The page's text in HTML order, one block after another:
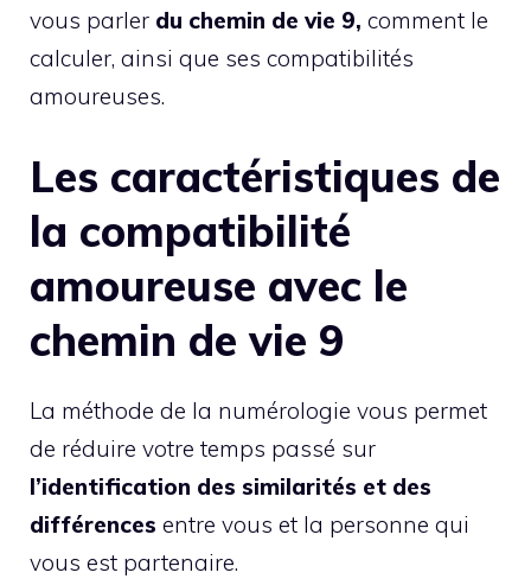
vous parler du chemin de vie 9, comment le
calculer, ainsi que ses compatibilités
amoureuses.
Les caractéristiques de
la compatibilité
amoureuse avec le
chemin de vie 9
La méthode de la numérologie vous permet
de réduire votre temps passé sur
l’identification des similarités et des
différences entre vous et la personne qui
vous est partenaire.